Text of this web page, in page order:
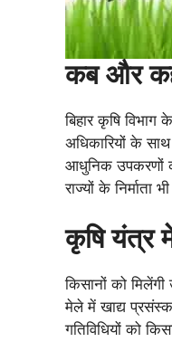
कब और
बिहार कृषि
अधिकारियों के
आधुनिक उपकरणों
राज्यों के निर्माता
कृषि यंत्र
किसानों को
मेले में खाद्य
गतिविधियों को